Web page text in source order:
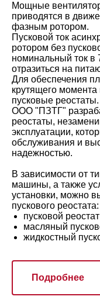
Мощные
приводятся в
фазным ротором.
Пусковой ток
ротором без
номинальный ток в
отразиться на
Для обеспечения
крутящего
пусковые реостаты.
ООО "ПЗТГ"
реостаты,
эксплуатации,
обслуживания и
надежностью.
В зависимости от
машины, а также
установки, можно
пускового реостата:
пусковой
масляный
жидкостный
Подробнее